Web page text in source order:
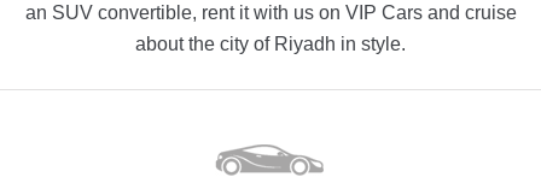
an SUV convertible, rent it with us on VIP Cars and cruise
about the city of Riyadh in style.